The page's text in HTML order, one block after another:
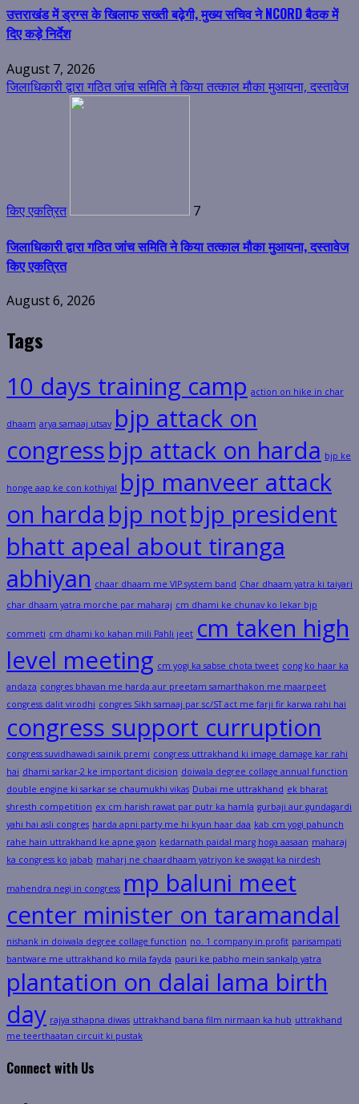
उत्तराखंड में ड्रग्स के खिलाफ सख्ती बढ़ेगी, मुख्य सचिव ने NCORD बैठक में
दिए कड़े निर्देश
August 7, 2026
जिलाधिकारी द्वारा गठित जांच समिति ने किया तत्काल मौका मुआयना, दस्तावेज
किए एकत्रित 7
जिलाधिकारी द्वारा गठित जांच समिति ने किया तत्काल मौका मुआयना, दस्तावेज
किए एकत्रित
August 6, 2026
Tags
10 days training camp action on hike in char
dhaam arya samaaj utsav bjp attack on
congressbjp attack on harda bjp ke
honge aap ke con kothiyal bjp manveer attack
on harda bjp notbjp president
bhatt apeal about tiranga
abhiyan chaar dhaam me VIP system band Char dhaam yatra ki taiyari
char dhaam yatra morche par maharaj cm dhami ke chunav ko lekar bjp
commeti cm dhami ko kahan mili Pahli jeet cm taken high
level meeting cm yogi ka sabse chota tweet cong ko haar ka
andaza congres bhavan me harda aur preetam samarthakon me maarpeet
congress dalit virodhi congres Sikh samaaj par sc/ST act me farji fir karwa rahi hai
congress support curruption
congress suvidhawadi sainik premi congress uttrakhand ki image damage kar rahi
hai dhami sarkar-2 ke important dicision doiwala degree collage annual function
double engine ki sarkar se chaumukhi vikas Dubai me uttrakhand ek bharat
shresth competition ex cm harish rawat par putr ka hamla gurbaji aur gundagardi
yahi hai asli congres harda apni party me hi kyun haar daa kab cm yogi pahunch
rahe hain uttrakhand ke apne gaon kedarnath paidal marg hoga aasaan maharaj
ka congress ko jabab maharj ne chaardhaam yatriyon ke swagat ka nirdesh
mahendra negi in congress mp baluni meet
center minister on taramandal
nishank in doiwala degree collage function no. 1 company in profit parisampati
bantware me uttrakhand ko mila fayda pauri ke pabho mein sankalp yatra
plantation on dalai lama birth
day rajya sthapna diwas uttrakhand bana film nirmaan ka hub uttrakhand
me teerthaatan circuit ki pustak
Connect with Us